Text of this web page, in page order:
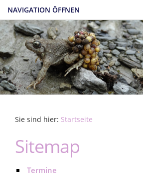
NAVIGATION ÖFFNEN
Sie sind hier: Startseite
Sitemap
Termine